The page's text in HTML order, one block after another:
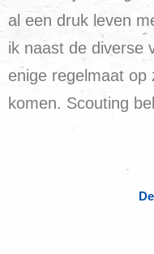
al een druk leven
ik naast de diverse
enige regelmaat
komen. Scouting